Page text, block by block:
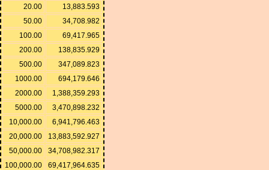
20.00
13,883.593
50.00
34,708.982
100.00
69,417.965
200.00
138,835.929
500.00
347,089.823
1000.00
694,179.646
2000.00
1,388,359.293
5000.00
3,470,898.232
10,000.00
6,941,796.463
20,000.00
13,883,592.927
50,000.00
34,708,982.317
100,000.00
69,417,964.635